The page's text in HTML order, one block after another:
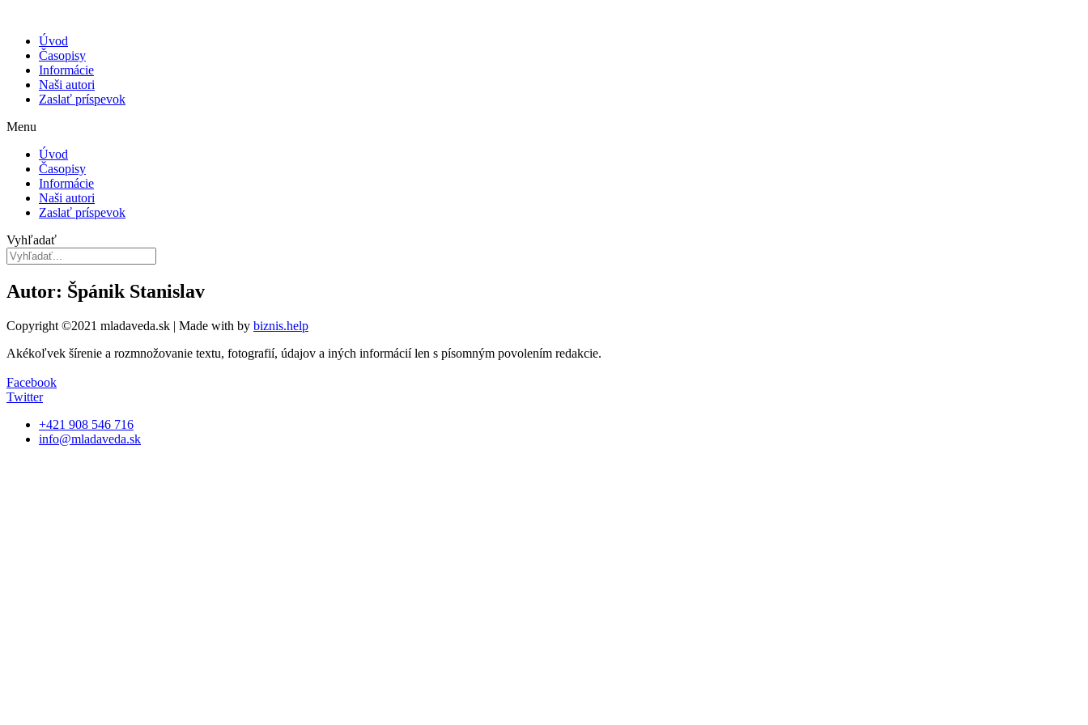
Úvod
Časopisy
Informácie
Naši autori
Zaslať príspevok
Menu
Úvod
Časopisy
Informácie
Naši autori
Zaslať príspevok
Vyhľadať
Autor: Špánik Stanislav
Copyright ©2021 mladaveda.sk | Made with by biznis.help
Akékoľvek šírenie a rozmnožovanie textu, fotografií, údajov a iných informácií len s písomným povolením redakcie.
Facebook
Twitter
+421 908 546 716
info@mladaveda.sk